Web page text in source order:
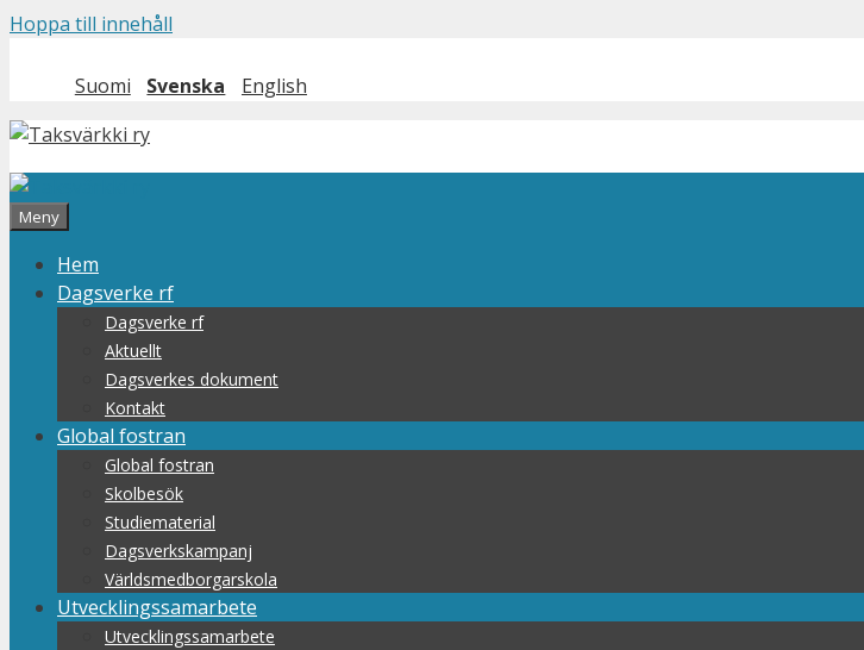
Hoppa till innehåll
Suomi Svenska English
Meny
Hem
Dagsverke rf
Dagsverke rf
Aktuellt
Dagsverkes dokument
Kontakt
Global fostran
Global fostran
Skolbesök
Studiematerial
Dagsverkskampanj
Världsmedborgarskola
Utvecklingssamarbete
Utvecklingssamarbete